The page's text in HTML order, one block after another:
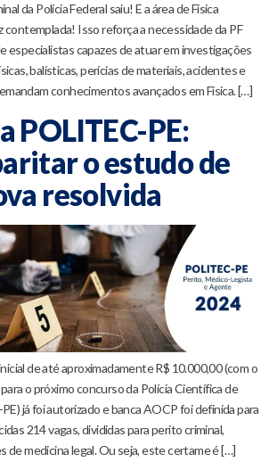
da Polícia Federal saiu! E a área de Física
contemplada! Isso reforça a necessidade da PF
especialistas capazes de atuar em investigações
balísticas, perícias de materiais, acidentes e
conhecimentos avançados em Física. […]
POLITEC-PE:
o estudo de
resolvida
de até aproximadamente R$ 10.000,00 (com o
o próximo concurso da Polícia Científica de
já foi autorizado e banca AOCP foi definida para
214 vagas, divididas para perito criminal,
de medicina legal. Ou seja, este certame é […]